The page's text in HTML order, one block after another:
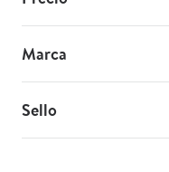
Marca
Sello